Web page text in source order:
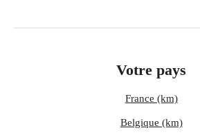
Votre pays
France (km)
Belgique (km)